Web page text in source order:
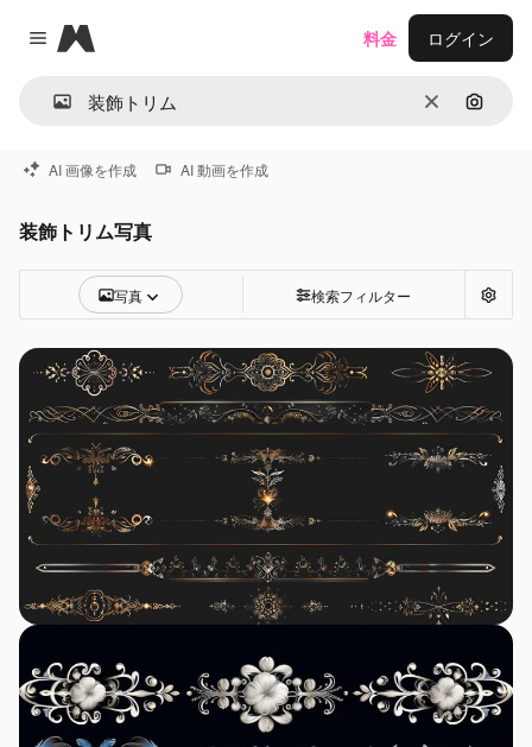
Close menu
Magnific
消去 画像で
料金 ログイン
AI 画像を作成 AI 動画を作成
装飾トリム写真
写真 検索フィルター